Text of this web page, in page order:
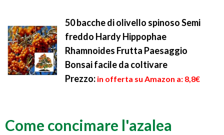
50 bacche di olivello spinoso Semi
freddo Hardy Hippophae
Rhamnoides Frutta Paesaggio
Bonsai facile da coltivare
Prezzo: in offerta su Amazon a: 8,8€
Come concimare l'azalea